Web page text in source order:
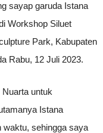
sayap garuda Istana
Workshop Siluet
Park, Kabupaten
Rabu, 12 Juli 2023.
untuk
Istana
waktu, sehingga saya